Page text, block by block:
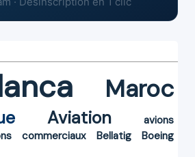
Maroc
Aviation
avions
commerciaux Bellatig
Boeing